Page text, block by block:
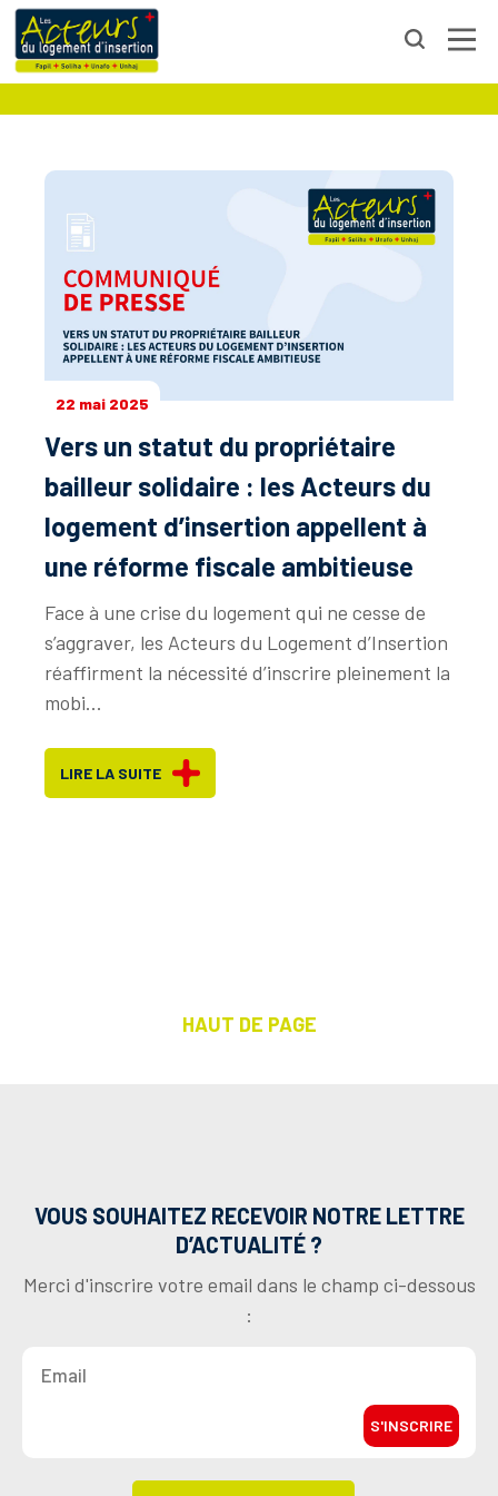
COMMUNIQUÉ DE PRESSE
22 mai 2025
Vers un statut du propriétaire
bailleur solidaire : les Acteurs du
logement d’insertion appellent à
une réforme fiscale ambitieuse
Face à une crise du logement qui ne cesse de
s’aggraver, les Acteurs du Logement d’Insertion
réaffirment la nécessité d’inscrire pleinement la
mobi...
LIRE LA SUITE
HAUT DE PAGE
VOUS SOUHAITEZ RECEVOIR NOTRE LETTRE
D’ACTUALITÉ ?
Merci d'inscrire votre email dans le champ ci-dessous
:
S'INSCRIRE